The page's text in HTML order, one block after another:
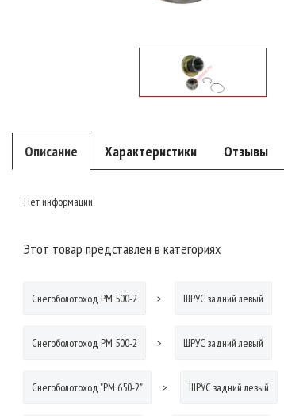
Описание Характеристики Отзывы
Нет информации
Этот товар представлен в категориях
Снегоболотоход РМ 500-2 ШРУС задний левый
Снегоболотоход РМ 500-2 ШРУС задний левый
Снегоболотоход "РМ 650-2" ШРУС задний левый